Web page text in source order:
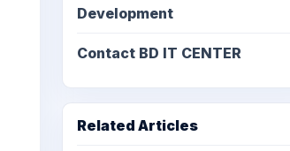
Development
Contact BD IT CENTER
Related Articles